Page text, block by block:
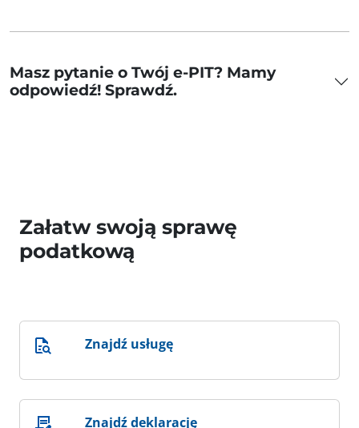
Masz pytanie o Twój e-PIT? Mamy
odpowiedź! Sprawdź.
Załatw swoją sprawę
podatkową
Znajdź usługę
Znajdź deklarację